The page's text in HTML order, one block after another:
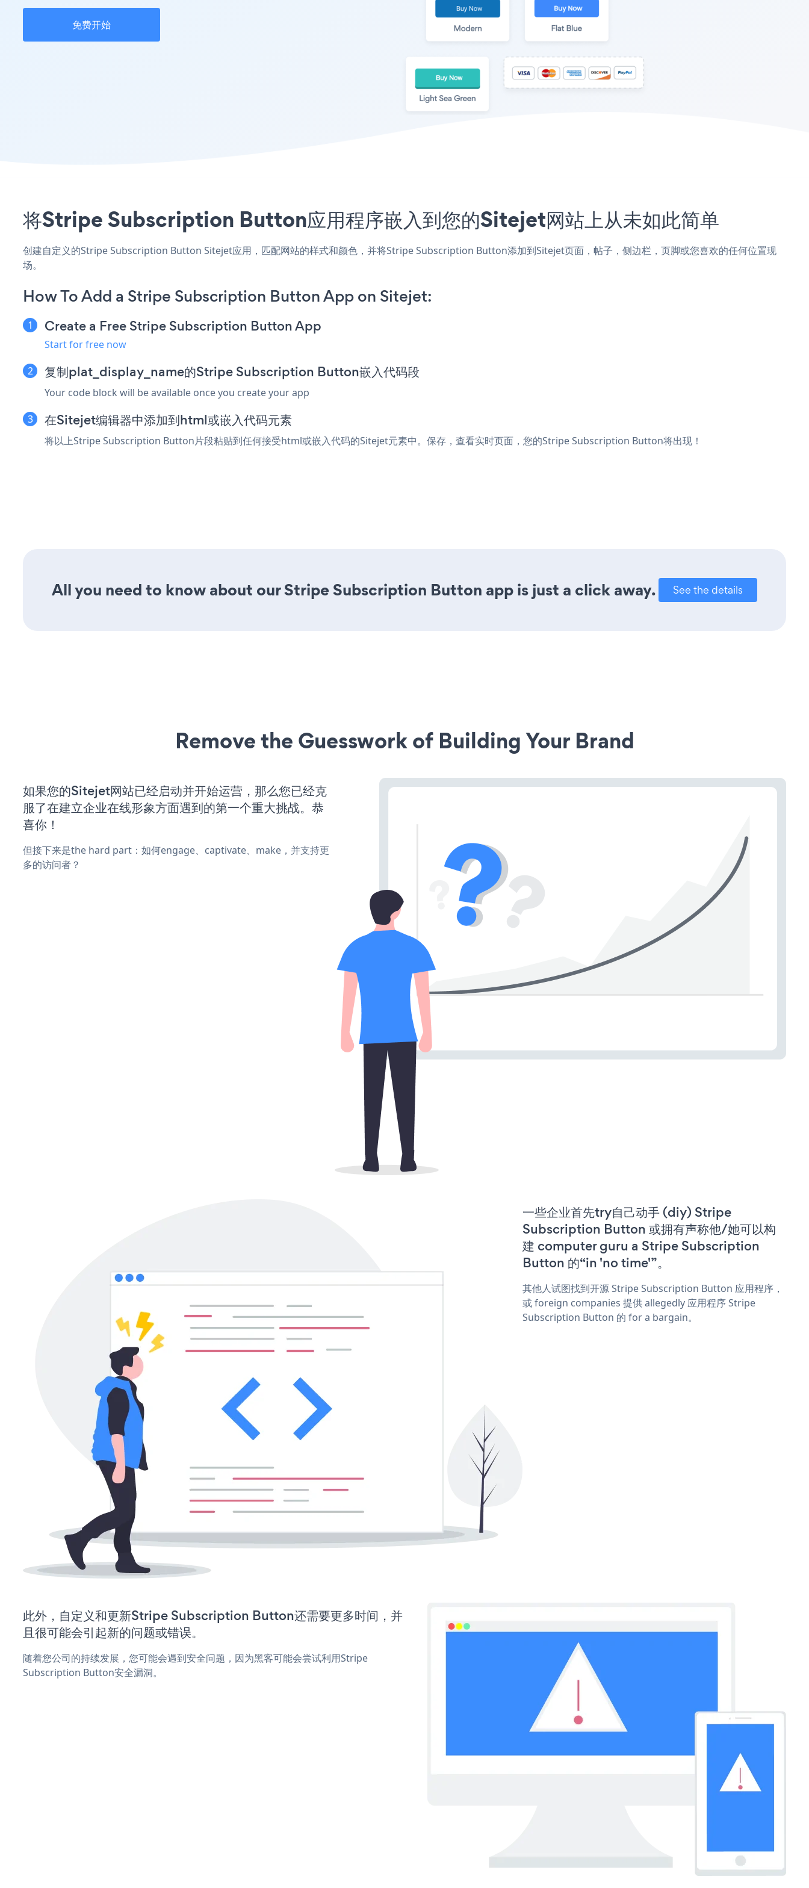
免费开始
将Stripe Subscription Button应用程序嵌入到您的Sitejet网站上从未如此简单
创建自定义的Stripe Subscription Button Sitejet应用，匹配网站的样式和颜色，并将Stripe Subscription Button添加到Sitejet页面，帖子，侧边栏，页脚或您喜欢的任何位置现
场。
How To Add a Stripe Subscription Button App on Sitejet:
Create a Free Stripe Subscription Button App
Start for free now
复制plat_display_name的Stripe Subscription Button嵌入代码段
Your code block will be available once you create your app
在Sitejet编辑器中添加到html或嵌入代码元素
将以上Stripe Subscription Button片段粘贴到任何接受html或嵌入代码的Sitejet元素中。保存，查看实时页面，您的Stripe Subscription Button将出现！
All you need to know about our Stripe Subscription Button app is just a click away. See the details
Remove the Guesswork of Building Your Brand
如果您的Sitejet网站已经启动并开始运营，那么您已经克
服了在建立企业在线形象方面遇到的第一个重大挑战。恭
喜你！
但接下来是the hard part：如何engage、captivate、make，并支持更
多的访问者？
一些企业首先try自己动手 (diy) Stripe
Subscription Button 或拥有声称他/她可以构
建 computer guru a Stripe Subscription
Button 的“in 'no time'”。
其他人试图找到开源 Stripe Subscription Button 应用程序，
或 foreign companies 提供 allegedly 应用程序 Stripe
Subscription Button 的 for a bargain。
此外，自定义和更新Stripe Subscription Button还需要更多时间，并
且很可能会引起新的问题或错误。
随着您公司的持续发展，您可能会遇到安全问题，因为黑客可能会尝试利用Stripe
Subscription Button安全漏洞。